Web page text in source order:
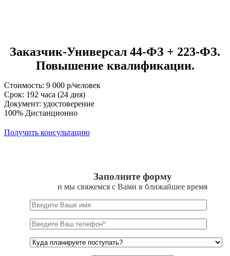
Заказчик-Универсал 44-ФЗ + 223-ФЗ.
Повышение квалификации.
Стоимость: 9 000 р/человек
Срок: 192 часа (24 дня)
Документ: удостоверение
100% Дистанционно
Получить консультацию
Заполните форму
и мы свяжемся с Вами в ближайшее время